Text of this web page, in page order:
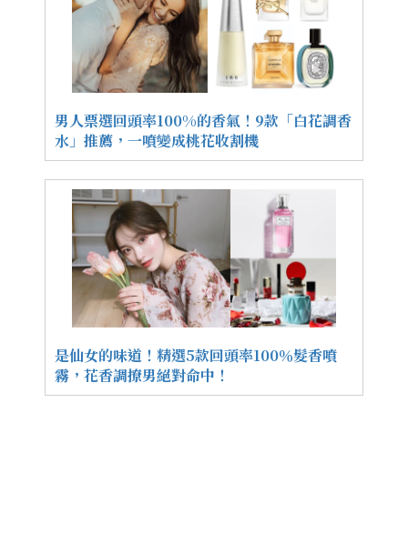
男人票選回頭率100%的香氣！9款「白花調香
水」推薦，一噴變成桃花收割機
是仙女的味道！精選5款回頭率100％髮香噴
霧，花香調撩男絕對命中！